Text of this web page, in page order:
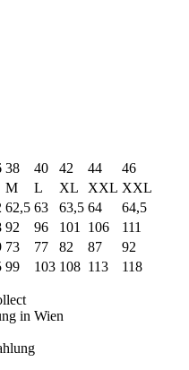
38 40 42 44
46
M L XL XXL XXL
62,5 63 63,5 64
64,5
92 96 101 106
111
73 77 82 87
92
99 103 108 113 118
in Wien